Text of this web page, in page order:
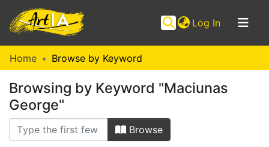
Log In (current)
Communities
&
Collections
Browse ArtIA
Home Browse by Keyword
Browsing by Keyword "Maciunas
George"
Browse